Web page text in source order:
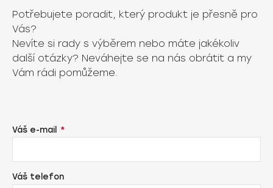
Potřebujete poradit, který produkt je přesně pro
Vás?
Nevíte si rady s výběrem nebo máte jakékoliv
další otázky? Neváhejte se na nás obrátit a my
Vám rádi pomůžeme.
Váš e-mail
Váš telefon